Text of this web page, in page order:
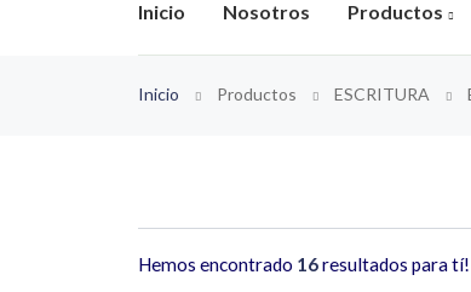
Inicio Nosotros Productos
Inicio Productos ESCRITURA
Hemos encontrado 16resultados para tí!